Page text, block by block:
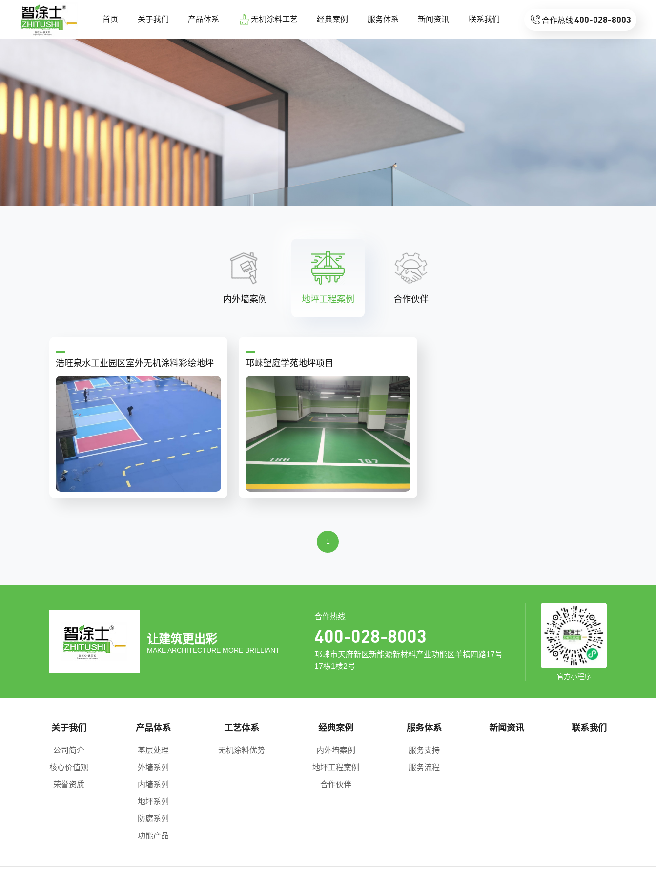
首页 关于我们 产品体系 无机涂料工艺 经典案例 服务体系 新闻资讯 联系我们 合作热线 400-028-8003
内外墙案例 地坪工程案例 合作伙伴
浩旺泉水工业园区室外无机涂料彩绘地坪 邛崃望庭学苑地坪项目
1
让建筑更出彩
MAKE ARCHITECTURE MORE BRILLIANT
合作热线
400-028-8003
邛崃市天府新区新能源新材料产业功能区羊横四路17号
17栋1楼2号
官方小程序
关于我们
公司简介
核心价值观
荣誉资质
产品体系
基层处理
外墙系列
内墙系列
地坪系列
防腐系列
功能产品
工艺体系
无机涂料优势
经典案例
内外墙案例
地坪工程案例
合作伙伴
服务体系
服务支持
服务流程
新闻资讯 联系我们